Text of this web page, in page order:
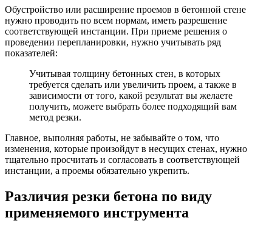
Обустройство или расширение проемов в бетонной стене
нужно проводить по всем нормам, иметь разрешение
соответствующей инстанции. При приеме решения о
проведении перепланировки, нужно учитывать ряд
показателей:
Учитывая толщину бетонных стен, в которых
требуется сделать или увеличить проем, а также в
зависимости от того, какой результат вы желаете
получить, можете выбрать более подходящий вам
метод резки.
Главное, выполняя работы, не забывайте о том, что
изменения, которые произойдут в несущих стенах, нужно
тщательно просчитать и согласовать в соответствующей
инстанции, а проемы обязательно укрепить.
Различия резки бетона по виду
применяемого инструмента